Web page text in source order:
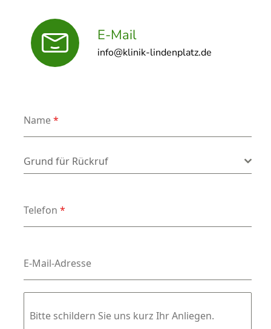
E-Mail
info@klinik-lindenplatz.de
Name*
Grund für Rückruf
Telefon *
E-Mail-Adresse
Bitte schildern Sie uns kurz Ihr Anliegen.